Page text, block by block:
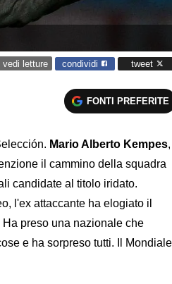
vedi letture condividi tweet
FONTI PREFERITE
Mario Alberto Kempes,
il cammino della squadra
candidate al titolo iridato.
l'ex attaccante ha elogiato il
preso una nazionale che
e ha sorpreso tutti. Il Mondiale